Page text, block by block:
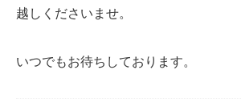
越しくださいませ。
いつでもお待ちしております。